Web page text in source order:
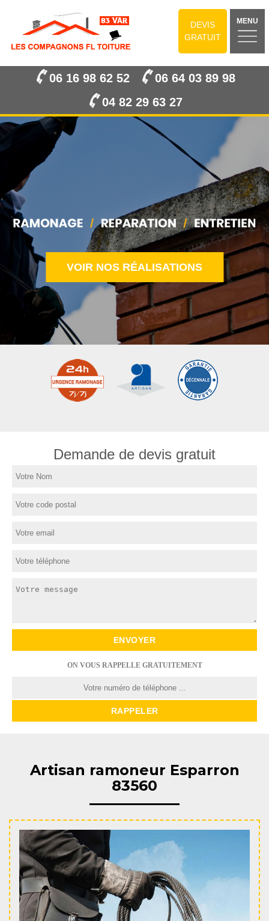
DEVIS
GRATUIT
MENU
06 16 98 62 52
06 64 03 89 98
04 82 29 63 27
VOIR NOS RÉALISATIONS
Demande de devis gratuit
ON VOUS RAPPELLE GRATUITEMENT
Artisan ramoneur Esparron
83560